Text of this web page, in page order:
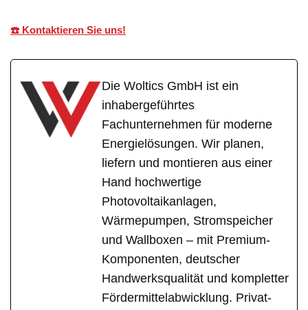
☎️ Kontaktieren Sie uns!
Die Woltics GmbH ist ein
inhabergeführtes
Fachunternehmen für moderne
Energielösungen. Wir planen,
liefern und montieren aus einer
Hand hochwertige
Photovoltaikanlagen,
Wärmepumpen, Stromspeicher
und Wallboxen – mit Premium-
Komponenten, deutscher
Handwerksqualität und kompletter
Fördermittelabwicklung. Privat-